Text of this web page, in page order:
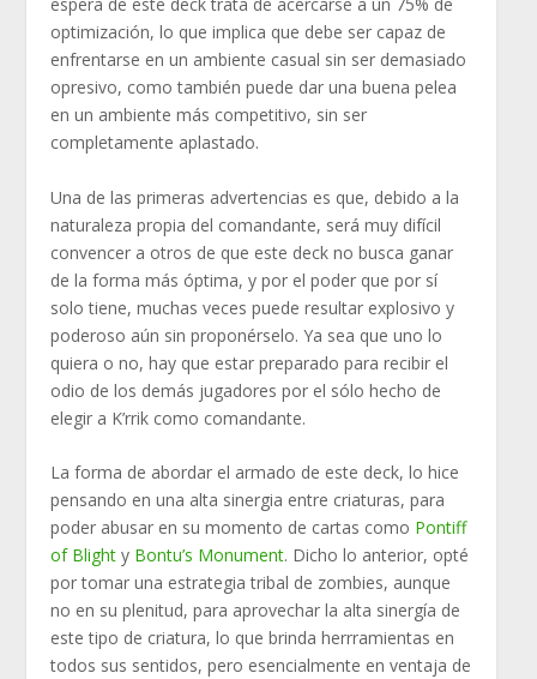
optimización, lo que implica que debe ser capaz de
enfrentarse en un ambiente casual sin ser demasiado
opresivo, como también puede dar una buena pelea
en un ambiente más competitivo, sin ser
completamente aplastado.
Una de las primeras advertencias es que, debido a la
naturaleza propia del comandante, será muy difícil
convencer a otros de que este deck no busca ganar
de la forma más óptima, y por el poder que por sí
solo tiene, muchas veces puede resultar explosivo y
poderoso aún sin proponérselo. Ya sea que uno lo
quiera o no, hay que estar preparado para recibir el
odio de los demás jugadores por el sólo hecho de
elegir a K’rrik como comandante.
La forma de abordar el armado de este deck, lo hice
pensando en una alta sinergia entre criaturas, para
poder abusar en su momento de cartas como Pontiff
of Blight y Bontu’s Monument. Dicho lo anterior, opté
por tomar una estrategia tribal de zombies, aunque
no en su plenitud, para aprovechar la alta sinergía de
este tipo de criatura, lo que brinda herrramientas en
todos sus sentidos, pero esencialmente en ventaja de